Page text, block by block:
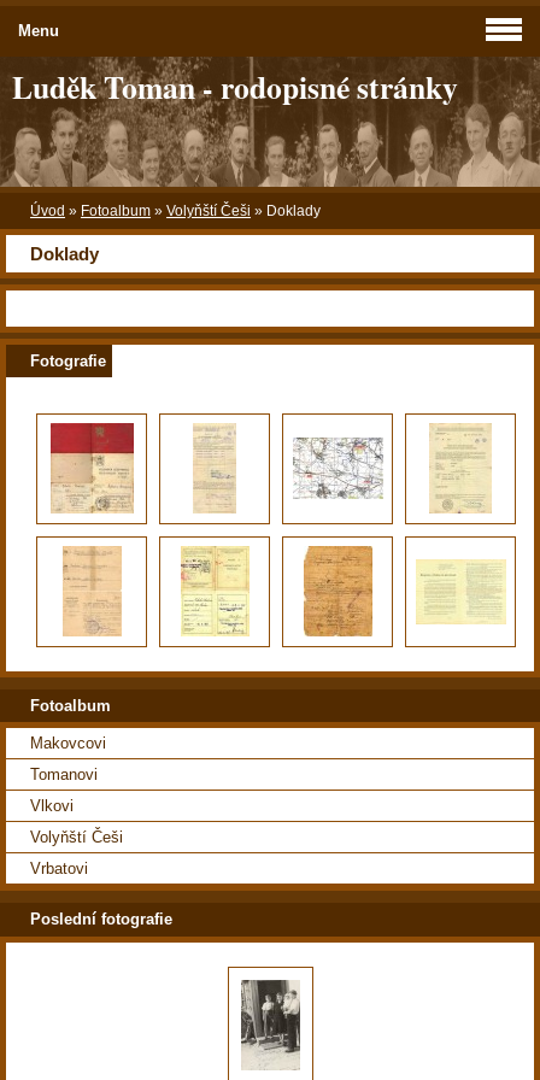
Luděk Toman - rodopisné stránky
Úvod » Fotoalbum » Volyňští Češi » Doklady
Doklady
Fotografie
Menu
Fotoalbum
Makovcovi
Tomanovi
Vlkovi
Volyňští Češi
Vrbatovi
Poslední fotografie